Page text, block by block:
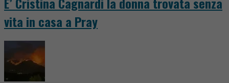
vita in casa a Pray